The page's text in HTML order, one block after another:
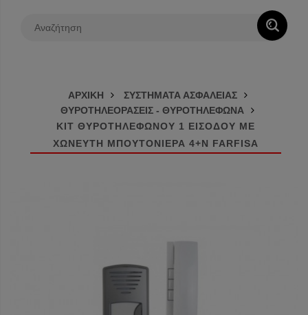
ΑΡΧΙΚΗ
ΣΥΣΤΗΜΑΤΑ ΑΣΦΑΛΕΙΑΣ
ΘΥΡΟΤΗΛΕΟΡΑΣΕΙΣ - ΘΥΡΟΤΗΛΕΦΩΝΑ
ΚΙΤ ΘΥΡΟΤΗΛΕΦΩΝΟΥ 1 ΕΙΣΟΔΟΥ ΜΕ
ΧΩΝΕΥΤΗ ΜΠΟΥΤΟΝΙΕΡΑ 4+N FARFISA